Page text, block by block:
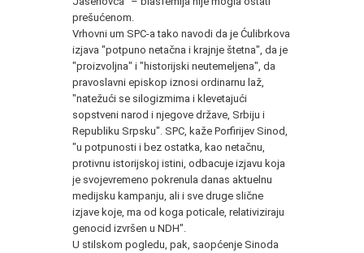
prešućenom.
Vrhovni um SPC-a tako navodi da je Ćulibrkova
izjava "potpuno netačna i krajnje štetna", da je
"proizvoljna" i "historijski neutemeljena", da
pravoslavni episkop iznosi ordinarnu laž,
"natežući se silogizmima i klevetajući
sopstveni narod i njegove države, Srbiju i
Republiku Srpsku". SPC, kaže Porfirijev Sinod,
"u potpunosti i bez ostatka, kao netačnu,
protivnu istorijskoj istini, odbacuje izjavu koja
je svojevremeno pokrenula danas aktuelnu
medijsku kampanju, ali i sve druge slične
izjave koje, ma od koga poticale, relativiziraju
genocid izvršen u NDH".
U stilskom pogledu, pak, saopćenje Sinoda